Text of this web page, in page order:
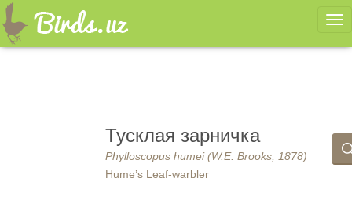
Тусклая зарничка
Phylloscopus humei (W.E. Brooks, 1878)
Hume’s Leaf-warbler